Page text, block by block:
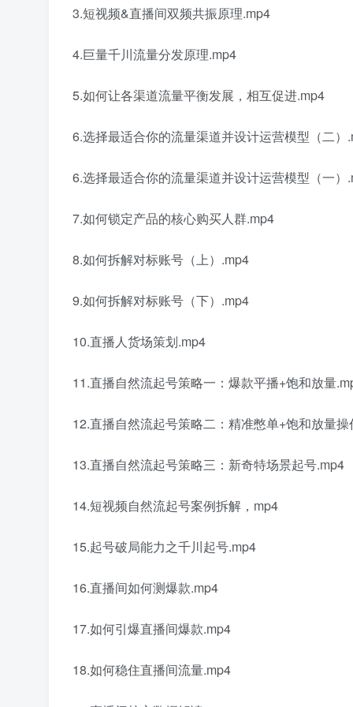
3.短视频&直播间双频共振原理.mp4
4.巨量千川流量分发原理.mp4
5.如何让各渠道流量平衡发展，相互促进.mp4
6.选择最适合你的流量渠道并设计运营模型（二）
6.选择最适合你的流量渠道并设计运营模型（一）
7.如何锁定产品的核心购买人群.mp4
8.如何拆解对标账号（上）.mp4
9.如何拆解对标账号（下）.mp4
10.直播人货场策划.mp4
11.直播自然流起号策略一：爆款平播+饱和放量
12.直播自然流起号策略二：精准憋单+饱和放量
13.直播自然流起号策略三：新奇特场景起号.mp4
14.短视频自然流起号案例拆解，mp4
15.起号破局能力之千川起号.mp4
16.直播间如何测爆款.mp4
17.如何引爆直播间爆款.mp4
18.如何稳住直播间流量.mp4